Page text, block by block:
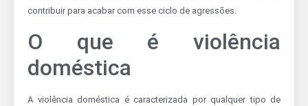
contribuir para acabar com esse ciclo de agressões.
O que é violência
doméstica
A violência doméstica é caracterizada por qualquer tipo de